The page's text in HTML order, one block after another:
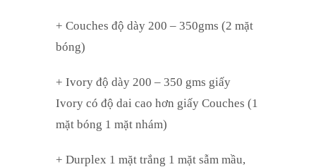
+ Couches độ dày 200 – 350gms (2 mặt
bóng)
+ Ivory độ dày 200 – 350 gms giấy
Ivory có độ dai cao hơn giấy Couches (1
mặt bóng 1 mặt nhám)
+ Durplex 1 mặt trắng 1 mặt sẫm mầu,